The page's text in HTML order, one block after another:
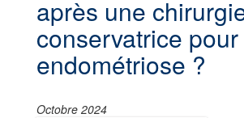
après une
conservatrice pour
endométriose ?
Octobre 2024